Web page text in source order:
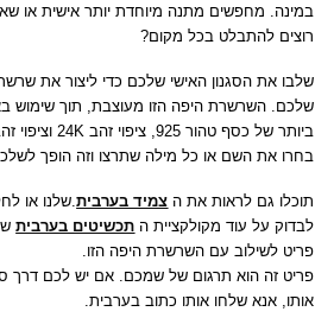
במינה. מחפשים מתנה מיוחדת יותר אישית או
רוצים להתבלט בכל מקום?
שלבו את הסגנון האישי שלכם כדי ליצור את
שלכם. השרשרת היפה הזו מעוצבת, תוך שימוש
בחרו את השם או כל מילה שתרצו וזה הופך
תוכלו גם לראות את ה צמיד בערבית.שלנו או
לבדוק על עוד מקולקציית ה תכשיטים בערבית
פריט לשילוב עם השרשרת היפה הזו.
פריט זה הוא תרגום של שמכם. אם יש לכם דרך
אותו, אנא שלחו אותו כתוב בערבית.